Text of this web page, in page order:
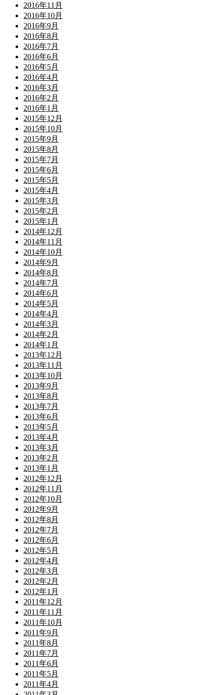
2016年11月
2016年10月
2016年9月
2016年8月
2016年7月
2016年6月
2016年5月
2016年4月
2016年3月
2016年2月
2016年1月
2015年12月
2015年10月
2015年9月
2015年8月
2015年7月
2015年6月
2015年5月
2015年4月
2015年3月
2015年2月
2015年1月
2014年12月
2014年11月
2014年10月
2014年9月
2014年8月
2014年7月
2014年6月
2014年5月
2014年4月
2014年3月
2014年2月
2014年1月
2013年12月
2013年11月
2013年10月
2013年9月
2013年8月
2013年7月
2013年6月
2013年5月
2013年4月
2013年3月
2013年2月
2013年1月
2012年12月
2012年11月
2012年10月
2012年9月
2012年8月
2012年7月
2012年6月
2012年5月
2012年4月
2012年3月
2012年2月
2012年1月
2011年12月
2011年11月
2011年10月
2011年9月
2011年8月
2011年7月
2011年6月
2011年5月
2011年4月